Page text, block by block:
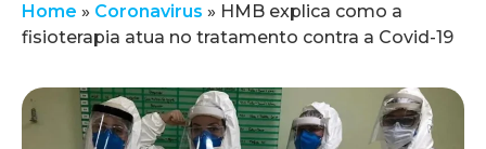
Home » Coronavirus » HMB explica como a
fisioterapia atua no tratamento contra a Covid-19